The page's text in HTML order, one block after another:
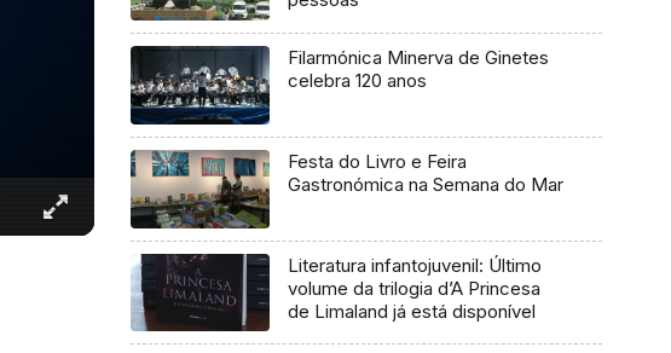
Filarmónica Minerva de Ginetes
celebra 120 anos
Festa do Livro e Feira
Gastronómica na Semana do Mar
Literatura infantojuvenil: Último
volume da trilogia d’A Princesa
de Limaland já está disponível